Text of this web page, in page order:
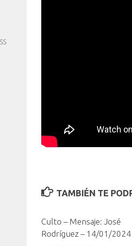
TAMBIÉN TE
Culto – Mensaje: José
Rodríguez – 14/01/2024